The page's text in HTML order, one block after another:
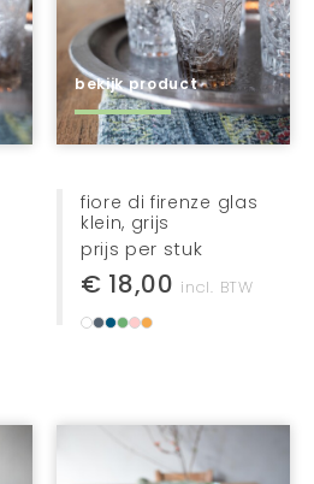
bekijk product
fiore di firenze glas
klein, grijs
prijs per stuk
€ 18,00 incl. BTW